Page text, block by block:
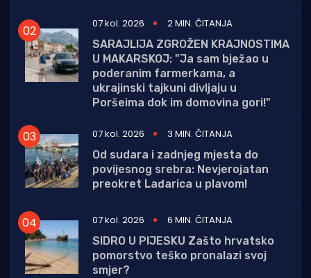
07 kol. 2026
2 MIN. ČITANJA
SARAJLIJA ZGROŽEN KRAJNOSTIMA
U MAKARSKOJ: "Ja sam bježao u
poderanim farmerkama, a
ukrajinski tajkuni divljaju u
Poršeima dok im domovina gori!"
07 kol. 2026
3 MIN. ČITANJA
Od sudara i zadnjeg mjesta do
povijesnog srebra: Nevjerojatan
preokret Lađarica u plavom!
07 kol. 2026
6 MIN. ČITANJA
SIDRO U PIJESKU Zašto hrvatsko
pomorstvo teško pronalazi svoj
smjer?